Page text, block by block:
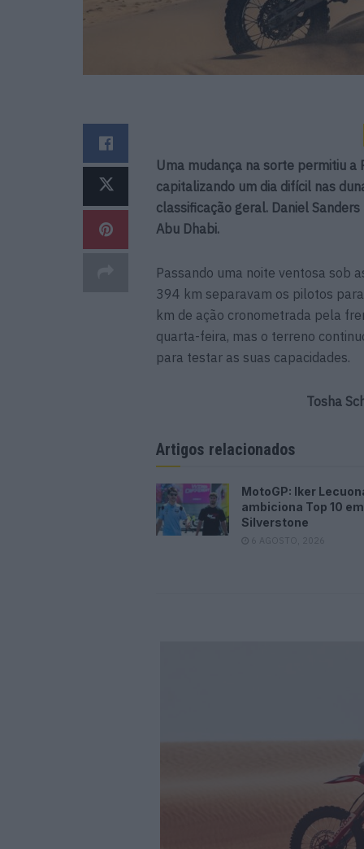
Uma mudança na sorte permitiu a
capitalizando um dia difícil nas
classificação geral. Daniel
Abu Dhabi.
Passando uma noite ventosa sob
394 km separavam os pilotos
km de ação cronometrada pela
quarta-feira, mas o terreno
para testar as suas capacidades.
Tosha
Artigos relacionados
MotoGP: Iker
ambiciona Top 10 em
Silverstone
6 AGOSTO, 2026